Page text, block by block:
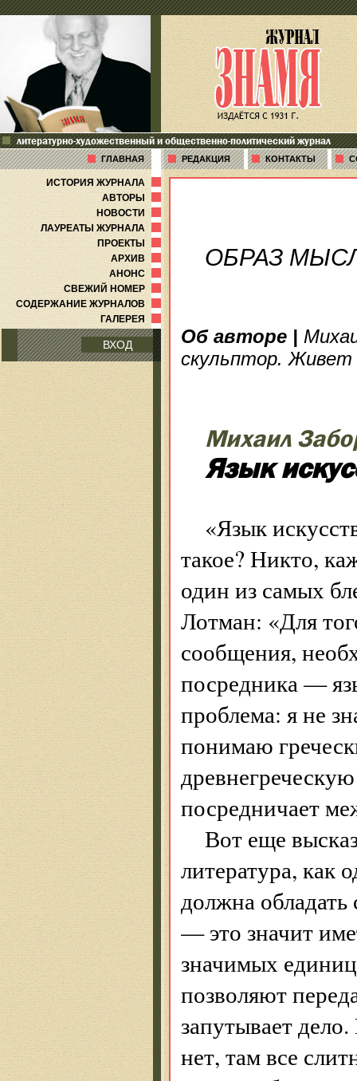
литературно-художественный и общественно-политический журнал
ГЛАВНАЯ РЕДАКЦИЯ КОНТАКТЫ
ИСТОРИЯ ЖУРНАЛА
АВТОРЫ
НОВОСТИ
ЛАУРЕАТЫ ЖУРНАЛА
ПРОЕКТЫ
АРХИВ
АНОНС
СВЕЖИЙ НОМЕР
СОДЕРЖАНИЕ ЖУРНАЛОВ
ГАЛЕРЕЯ
ВХОД
ОБРАЗ
Об авторе |
скульптор. Живет
Михаил
Язык
«Язык
такое? Никто,
один из самых
Лотман: «Для
сообщения,
посредника —
проблема: я не
понимаю
посредничает
Вот еще
литература, как
должна
— это значит
значимых
позволяют
запутывает
нет, там все